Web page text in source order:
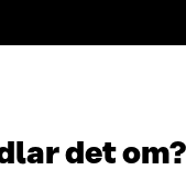
det om?